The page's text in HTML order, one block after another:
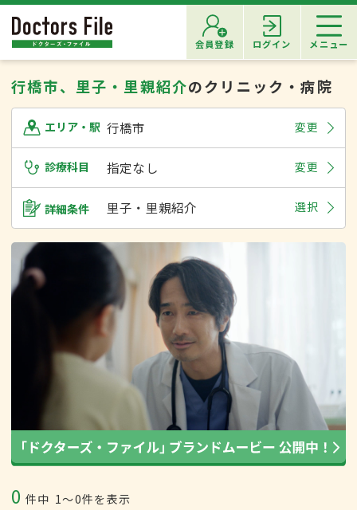
会員登録 ログイン メニュー
行橋市、里子・里親紹介のクリニック・病院
エリア・駅 行橋市 変更
診療科目 指定なし 変更
詳細条件 里子・里親紹介 選択
0 件中 1〜0件を表示